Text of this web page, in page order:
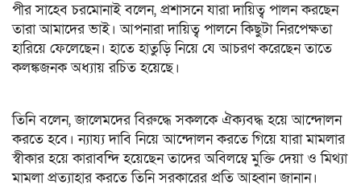
পীর সাহেব চরমোনাই বলেন, প্রশাসনে যারা দায়িত্ব পালন করছেন
তারা আমাদের ভাই। আপনারা দায়িত্ব পালনে কিছুটা নিরপেক্ষতা
হারিয়ে ফেলেছেন। হাতে হাতুড়ি নিয়ে যে আচরণ করেছেন তাতে
কলঙ্কজনক অধ্যায় রচিত হয়েছে।
তিনি বলেন, জালেমদের বিরুদ্ধে সকলকে ঐক্যবদ্ধ হয়ে আন্দোলন
করতে হবে। ন্যায্য দাবি নিয়ে আন্দোলন করতে গিয়ে যারা মামলার
স্বীকার হয়ে কারাবন্দি হয়েছেন তাদের অবিলম্বে মুক্তি দেয়া ও মিথ্যা
মামলা প্রত্যাহার করতে তিনি সরকারের প্রতি আহ্বান জানান।